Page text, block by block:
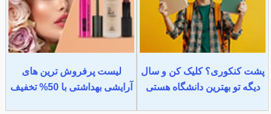
پشت کنکوری؟ کلیک کن و سال
دیگه تو بهترین دانشگاه هستی
لیست پرفروش ترین های
آرایشی بهداشتی با 50% تخفیف